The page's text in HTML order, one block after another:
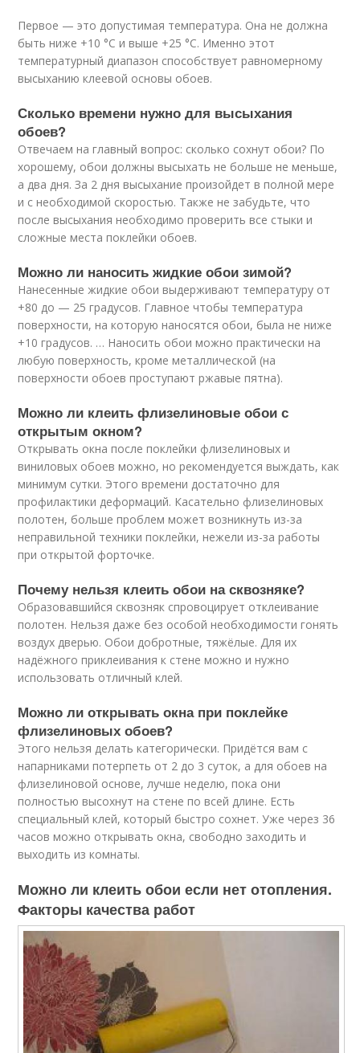
Первое — это допустимая температура. Она не должна
быть ниже +10 °C и выше +25 °C. Именно этот
температурный диапазон способствует равномерному
высыханию клеевой основы обоев.
Сколько времени нужно для высыхания
обоев?
Отвечаем на главный вопрос: сколько сохнут обои? По
хорошему, обои должны высыхать не больше не меньше,
а два дня. За 2 дня высыхание произойдет в полной мере
и с необходимой скоростью. Также не забудьте, что
после высыхания необходимо проверить все стыки и
сложные места поклейки обоев.
Можно ли наносить жидкие обои зимой?
Нанесенные жидкие обои выдерживают температуру от
+80 до — 25 градусов. Главное чтобы температура
поверхности, на которую наносятся обои, была не ниже
+10 градусов. … Наносить обои можно практически на
любую поверхность, кроме металлической (на
поверхности обоев проступают ржавые пятна).
Можно ли клеить флизелиновые обои с
открытым окном?
Открывать окна после поклейки флизелиновых и
виниловых обоев можно, но рекомендуется выждать, как
минимум сутки. Этого времени достаточно для
профилактики деформаций. Касательно флизелиновых
полотен, больше проблем может возникнуть из-за
неправильной техники поклейки, нежели из-за работы
при открытой форточке.
Почему нельзя клеить обои на сквозняке?
Образовавшийся сквозняк спровоцирует отклеивание
полотен. Нельзя даже без особой необходимости гонять
воздух дверью. Обои добротные, тяжёлые. Для их
надёжного приклеивания к стене можно и нужно
использовать отличный клей.
Можно ли открывать окна при поклейке
флизелиновых обоев?
Этого нельзя делать категорически. Придётся вам с
напарниками потерпеть от 2 до 3 суток, а для обоев на
флизелиновой основе, лучше неделю, пока они
полностью высохнут на стене по всей длине. Есть
специальный клей, который быстро сохнет. Уже через 36
часов можно открывать окна, свободно заходить и
выходить из комнаты.
Можно ли клеить обои если нет отопления.
Факторы качества работ